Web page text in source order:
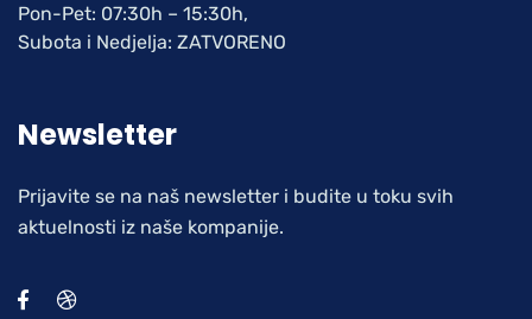
Pon-Pet: 07:30h – 15:30h,
Subota i Nedjelja: ZATVORENO
Newsletter
Prijavite se na naš newsletter i budite u toku svih
aktuelnosti iz naše kompanije.